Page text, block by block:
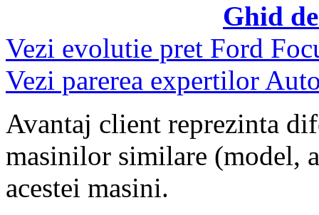
Ghid
Vezi evolutie pret Ford
Vezi parerea expertilor
Avantaj client reprezinta
masinilor similare (model,
acestei masini.